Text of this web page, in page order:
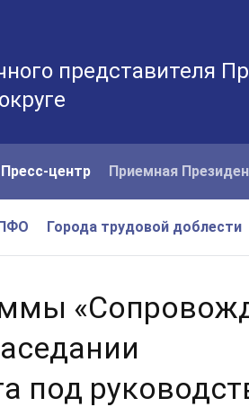
представителя
Пресс-центр Приемная
Города трудовой доблести
под